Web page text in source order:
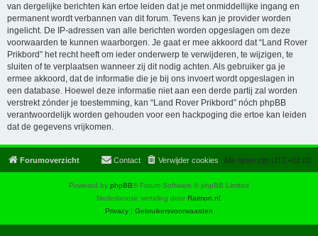
van dergelijke berichten kan ertoe leiden dat je met onmiddellijke ingang en
permanent wordt verbannen van dit forum. Tevens kan je provider worden
ingelicht. De IP-adressen van alle berichten worden opgeslagen om deze
voorwaarden te kunnen waarborgen. Je gaat er mee akkoord dat “Land Rover
Prikbord” het recht heeft om ieder onderwerp te verwijderen, te wijzigen, te
sluiten of te verplaatsen wanneer zij dit nodig achten. Als gebruiker ga je
ermee akkoord, dat de informatie die je bij ons invoert wordt opgeslagen in
een database. Hoewel deze informatie niet aan een derde partij zal worden
verstrekt zónder je toestemming, kan “Land Rover Prikbord” nóch phpBB
verantwoordelijk worden gehouden voor een hackpoging die ertoe kan leiden
dat de gegevens vrijkomen.
Forumoverzicht Alle tijden zijn UTC+02:00
Verwijder cookies
Contact
Powered by phpBB® Forum Software © phpBB Limited
Nederlandse vertaling door Raimon.nl.
Privacy | Gebruikersvoorwaarden